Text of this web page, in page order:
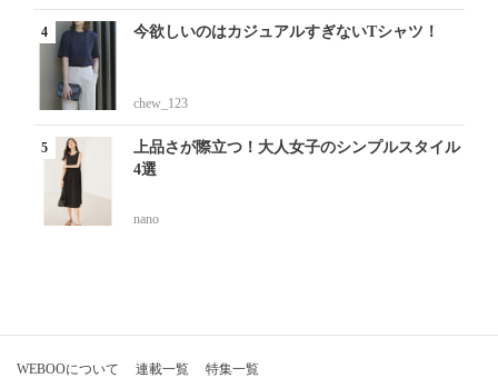
今欲しいのはカジュアルすぎないTシャツ！
chew_123
上品さが際立つ！大人女子のシンプルスタイル
4選
nano
WEBOOについて 連載一覧 特集一覧